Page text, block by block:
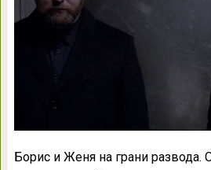
Борис и Женя на грани